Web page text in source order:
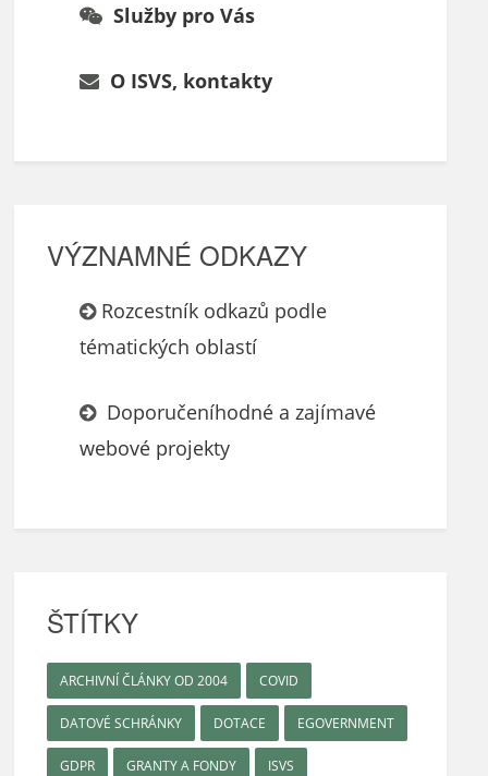
Služby pro Vás
O ISVS, kontakty
VÝZNAMNÉ ODKAZY
Rozcestník odkazů podle
tématických oblastí
Doporučeníhodné a zajímavé
webové projekty
ŠTÍTKY
ARCHIVNÍ ČLÁNKY OD 2004 COVID
DATOVÉ SCHRÁNKY DOTACE EGOVERNMENT
GDPR GRANTY A FONDY ISVS